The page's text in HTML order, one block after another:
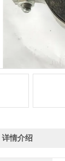
详情介绍